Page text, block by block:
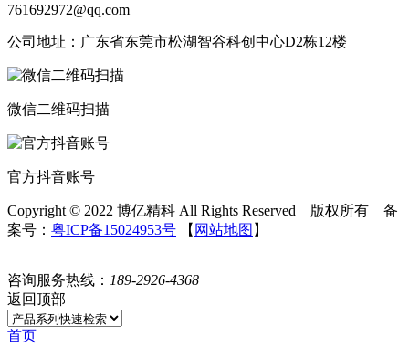
761692972@qq.com
公司地址：广东省东莞市松湖智谷科创中心D2栋12楼
微信二维码扫描
官方抖音账号
Copyright © 2022 博亿精科 All Rights Reserved 版权所有 备
案号： 粤ICP备15024953号 【 网站地图 】
咨询服务热线： 189-2926-4368
返回顶部
首页